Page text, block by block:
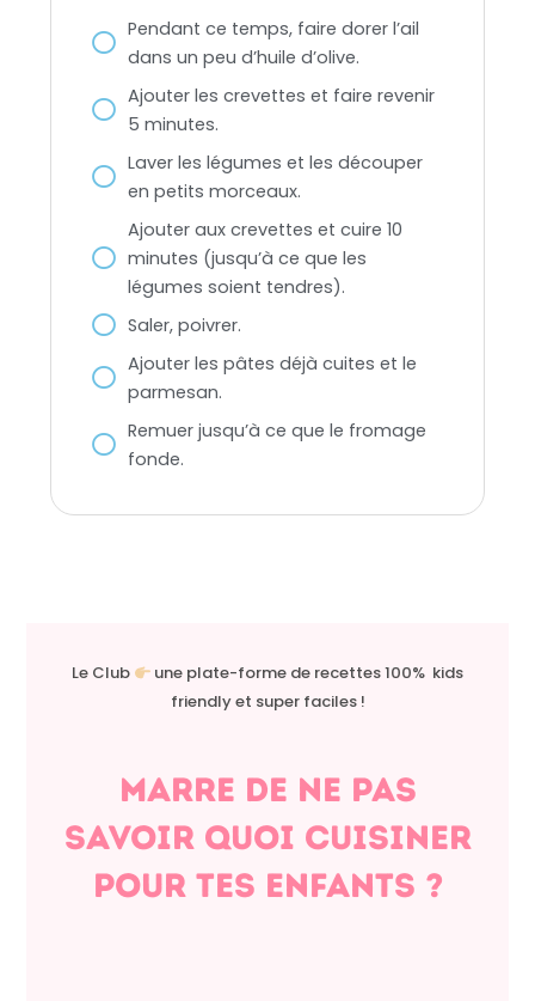
Pendant ce temps, faire dorer l’ail
dans un peu d’huile d’olive.
Ajouter les crevettes et faire revenir
5 minutes.
Laver les légumes et les découper
en petits morceaux.
Ajouter aux crevettes et cuire 10
minutes (jusqu’à ce que les
légumes soient tendres).
Saler, poivrer.
Ajouter les pâtes déjà cuites et le
parmesan.
Remuer jusqu’à ce que le fromage
fonde.
Le Club
une plate-forme de recettes 100% kids
friendly et super faciles !
Marre de ne pas
savoir quoi cuisiner
pour tes enfants ?